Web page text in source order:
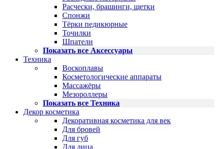
Расчески, брашинги, щетки
Спонжи
Тёрки педикюрные
Точилки
Шпатели
Показать все Аксессуары
Техника
Воскоплавы
Косметологические аппараты
Массажёры
Мезороллеры
Показать все Техника
Декор косметика
Декоративная косметика для век
Для бровей
Для губ
Для лица